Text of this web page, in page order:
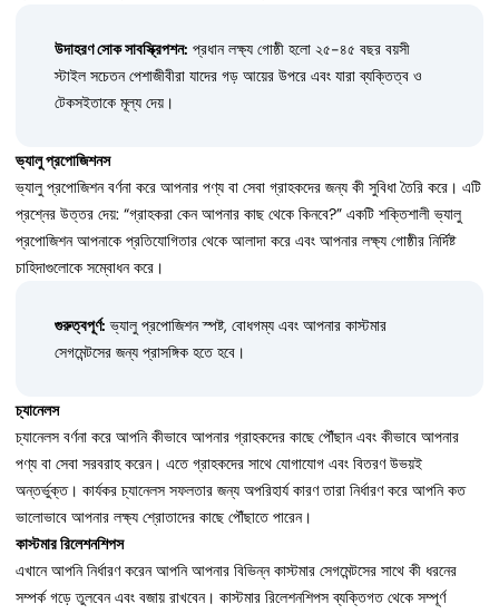
উদাহরণ সোক সাবস্ক্রিপশন: প্রধান লক্ষ্য গোষ্ঠী হলো ২৫-৪৫ বছর বয়সী
স্টাইল সচেতন পেশাজীবীরা যাদের গড় আয়ের উপরে এবং যারা ব্যক্তিত্ব ও
টেকসইতাকে মূল্য দেয়।
ভ্যালু প্রপোজিশনস
ভ্যালু প্রপোজিশন বর্ণনা করে আপনার পণ্য বা সেবা গ্রাহকদের জন্য কী সুবিধা তৈরি করে। এটি
প্রশ্নের উত্তর দেয়: “গ্রাহকরা কেন আপনার কাছ থেকে কিনবে?” একটি শক্তিশালী ভ্যালু
প্রপোজিশন আপনাকে প্রতিযোগিতার থেকে আলাদা করে এবং আপনার লক্ষ্য গোষ্ঠীর নির্দিষ্ট
চাহিদাগুলোকে সম্বোধন করে।
গুরুত্বপূর্ণ: ভ্যালু প্রপোজিশন স্পষ্ট, বোধগম্য এবং আপনার কাস্টমার
সেগমেন্টসের জন্য প্রাসঙ্গিক হতে হবে।
চ্যানেলস
চ্যানেলস বর্ণনা করে আপনি কীভাবে আপনার গ্রাহকদের কাছে পৌঁছান এবং কীভাবে আপনার
পণ্য বা সেবা সরবরাহ করেন। এতে গ্রাহকদের সাথে যোগাযোগ এবং বিতরণ উভয়ই
অন্তর্ভুক্ত। কার্যকর চ্যানেলস সফলতার জন্য অপরিহার্য কারণ তারা নির্ধারণ করে আপনি কত
ভালোভাবে আপনার লক্ষ্য শ্রোতাদের কাছে পৌঁছাতে পারেন।
কাস্টমার রিলেশনশিপস
এখানে আপনি নির্ধারণ করেন আপনি আপনার বিভিন্ন কাস্টমার সেগমেন্টসের সাথে কী ধরনের
সম্পর্ক গড়ে তুলবেন এবং বজায় রাখবেন। কাস্টমার রিলেশনশিপস ব্যক্তিগত থেকে সম্পূর্ণ